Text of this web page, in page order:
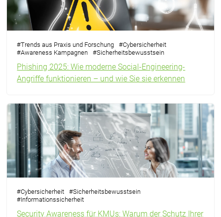
#Trends aus Praxis und Forschung #Cybersicherheit
#Awareness Kampagnen #Sicherheitsbewusstsein
Phishing 2025: Wie moderne Social-Engineering-
Angriffe funktionieren – und wie Sie sie erkennen
#Cybersicherheit #Sicherheitsbewusstsein
#Informationssicherheit
Security Awareness für KMUs: Warum der Schutz Ihrer